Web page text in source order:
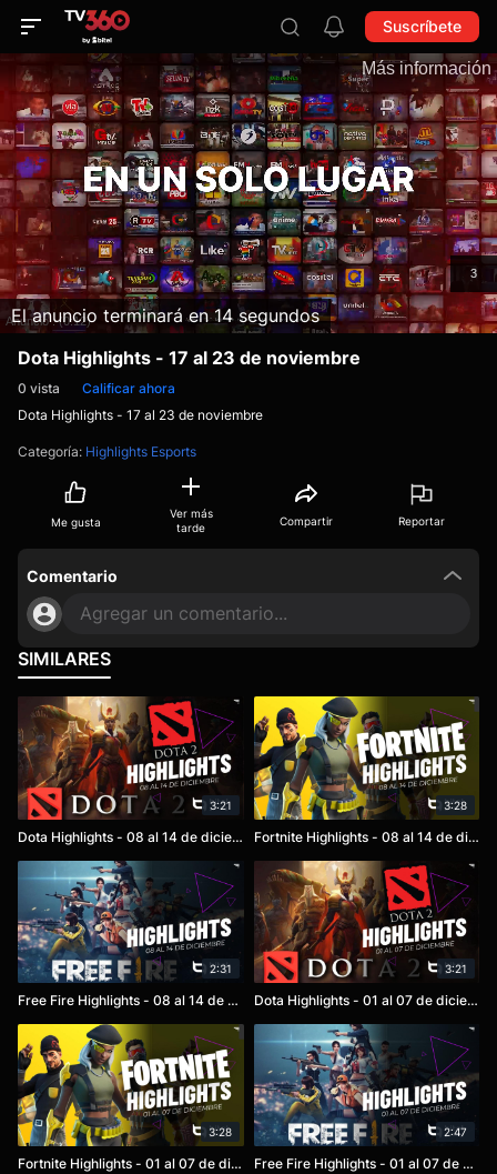
Suscríbete
El anuncio terminará en 13 segundos
Dota Highlights - 17 al 23 de noviembre
0 vista
Calificar ahora
Dota Highlights - 17 al 23 de noviembre
Categoría: Highlights Esports
Me gusta
Ver más
tarde
Compartir Reportar
Comentario
Agregar un comentario...
SIMILARES
3:21
Dota Highlights - 08 al 14 de diciembre
3:28
Fortnite Highlights - 08 al 14 de diciembre
2:31
Free Fire Highlights - 08 al 14 de diciembre
3:21
Dota Highlights - 01 al 07 de diciembre
3:28
Fortnite Highlights - 01 al 07 de diciembre
2:47
Free Fire Highlights - 01 al 07 de diciembre